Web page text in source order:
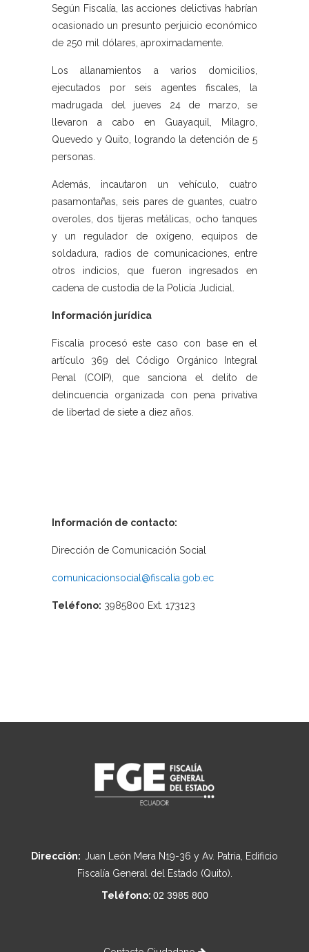
Según Fiscalía, las acciones delictivas habrían
ocasionado un presunto perjuicio económico
de 250 mil dólares, aproximadamente.
Los allanamientos a varios domicilios,
ejecutados por seis agentes fiscales, la
madrugada del jueves 24 de marzo, se
llevaron a cabo en Guayaquil, Milagro,
Quevedo y Quito, logrando la detención de 5
personas.
Además, incautaron un vehículo, cuatro
pasamontañas, seis pares de guantes, cuatro
overoles, dos tijeras metálicas, ocho tanques
y un regulador de oxígeno, equipos de
soldadura, radios de comunicaciones, entre
otros indicios, que fueron ingresados en
cadena de custodia de la Policía Judicial.
Información jurídica
Fiscalía procesó este caso con base en el
artículo 369 del Código Orgánico Integral
Penal (COIP), que sanciona el delito de
delincuencia organizada con pena privativa
de libertad de siete a diez años.
Información de contacto:
Dirección de Comunicación Social
comunicacionsocial@fiscalia.gob.ec
Teléfono: 3985800 Ext. 173123
Dirección: Juan León Mera N19-36 y Av. Patria, Edificio
Fiscalía General del Estado (Quito).
Teléfono: 02 3985 800